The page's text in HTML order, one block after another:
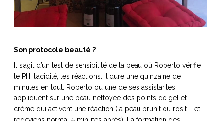
Son protocole beauté ?
Il s’agit d’un test de sensibilité de la peau où Roberto vérifie
le PH, l’acidité, les réactions. Il dure une quinzaine de
minutes en tout. Roberto ou une de ses assistantes
appliquent sur une peau nettoyée des points de gel et
crème qui activent une réaction (la peau brunit ou rosit – et